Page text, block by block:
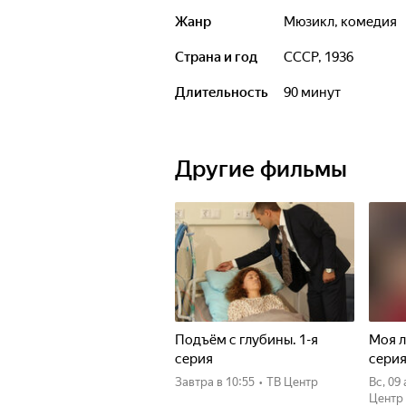
Жанр мюзикл, комедия
Страна и год СССР, 1936
Длительность 90 минут
Другие фильмы
Подъём с глубины. 1-я
серия
Завтра в 10:55 • ТВ Центр
Моя
серия
вс,
Центр